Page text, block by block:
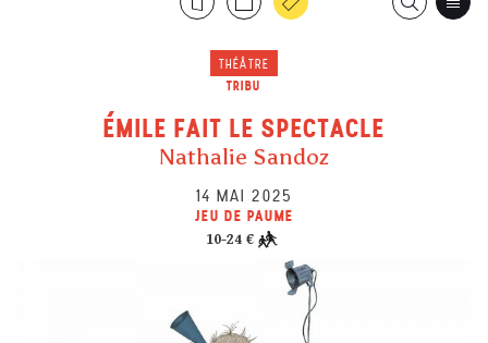
THÉÂTRE
TRIBU
ÉMILE FAIT LE SPECTACLE
Nathalie Sandoz
14 MAI 2025
JEU DE PAUME
10-24 €